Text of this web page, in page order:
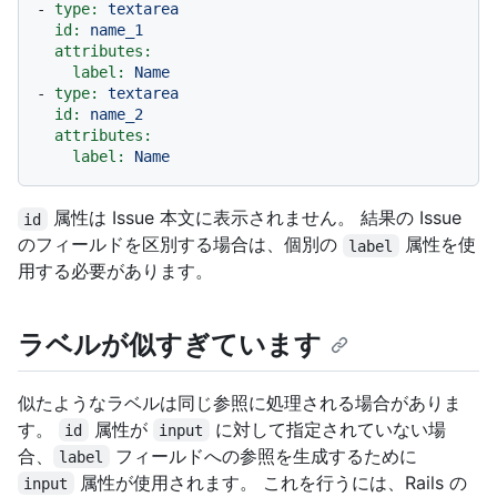
- type:
textarea
id:
name_1
attributes:
label:
Name
-
type:
textarea
id:
name_2
attributes:
label:
Name
id
属性は Issue 本文に表示されません。 結果の Issue
のフィールドを区別する場合は、個別の
label
属性を使
用する必要があります。
ラベルが似すぎています
似たようなラベルは同じ参照に処理される場合がありま
す。
id 属性が input
に対して指定されていない場
合、
label フィールドへの参照を生成するために
input 属性が使用されます。 これを行うには、Rails の